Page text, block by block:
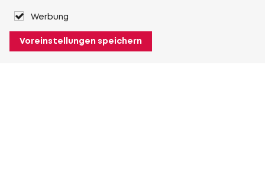
Werbung
Voreinstellungen speichern